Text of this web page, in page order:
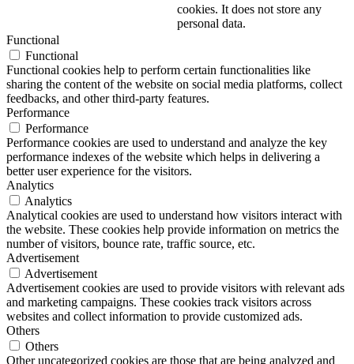
cookies. It does not store any
personal data.
Functional
Functional
Functional cookies help to perform certain functionalities like
sharing the content of the website on social media platforms, collect
feedbacks, and other third-party features.
Performance
Performance
Performance cookies are used to understand and analyze the key
performance indexes of the website which helps in delivering a
better user experience for the visitors.
Analytics
Analytics
Analytical cookies are used to understand how visitors interact with
the website. These cookies help provide information on metrics the
number of visitors, bounce rate, traffic source, etc.
Advertisement
Advertisement
Advertisement cookies are used to provide visitors with relevant ads
and marketing campaigns. These cookies track visitors across
websites and collect information to provide customized ads.
Others
Others
Other uncategorized cookies are those that are being analyzed and